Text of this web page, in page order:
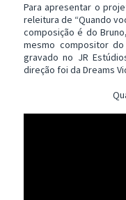
Para apresentar o
releitura de “Quando
composição é do
mesmo compositor
gravado no JR
direção foi da Dreams